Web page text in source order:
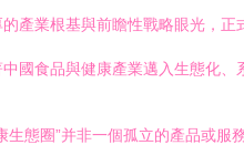
產業根基與前瞻性戰略眼光，正
國食品與健康產業邁入生態化、
生態圈”并非一個孤立的產品或